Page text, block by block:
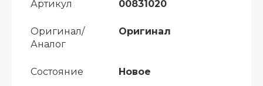
Артикул 00831020
Оригинал/
Аналог
Оригинал
Состояние Новое